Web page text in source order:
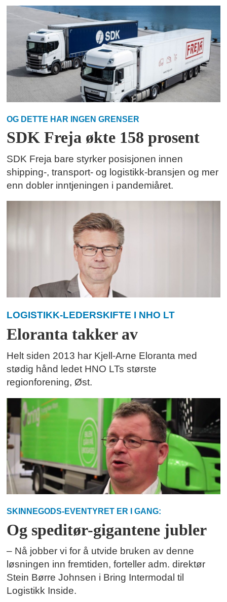
OG DETTE HAR INGEN GRENSER
SDK Freja økte 158 prosent
SDK Freja bare styrker posisjonen innen
shipping-, transport- og logistikk-bransjen og mer
enn dobler inntjeningen i pandemiåret.
LOGISTIKK-LEDERSKIFTE I NHO LT
Eloranta takker av
Helt siden 2013 har Kjell-Arne Eloranta med
stødig hånd ledet HNO LTs største
regionforening, Øst.
SKINNEGODS-EVENTYRET ER I GANG:
Og speditør-gigantene jubler
– Nå jobber vi for å utvide bruken av denne
løsningen inn fremtiden, forteller adm. direktør
Stein Børre Johnsen i Bring Intermodal til
Logistikk Inside.